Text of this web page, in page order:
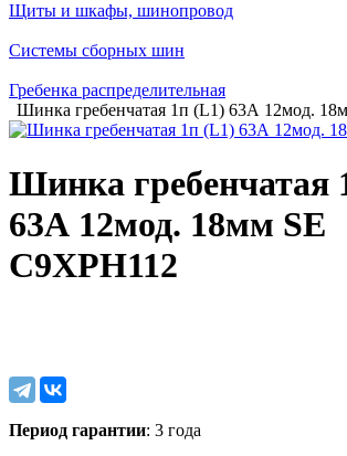
Щиты и шкафы, шинопровод
Системы сборных шин
Гребенка распределительная
Шинка гребенчатая 1п (L1) 63А 12мод.
Шинка гребенчатая
63А 12мод. 18мм SE
C9XPH112
Период гарантии: 3 года